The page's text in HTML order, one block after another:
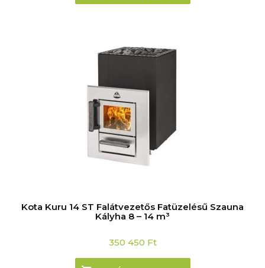
Kota Kuru 14 ST Falátvezetős Fatüzelésű Szauna
Kályha 8 – 14 m³
350 450 Ft